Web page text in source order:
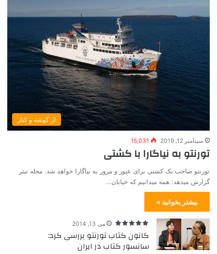
از گوشه و کنار
سپتامبر 12, 2019 15,031
تورنتو به نیاگارا با کشتی
تورنتو صاحب یک کشتی برای عبور و مرور به نیاگارا خواهد شد. مجله تیتر
گزارش میدهد: همه میدانیم که خیابان…
بیشتر بخوانید »
می 13, 2014
کانون کتاب تورنتو بررسی کرد:
سانسور کتاب در ایران